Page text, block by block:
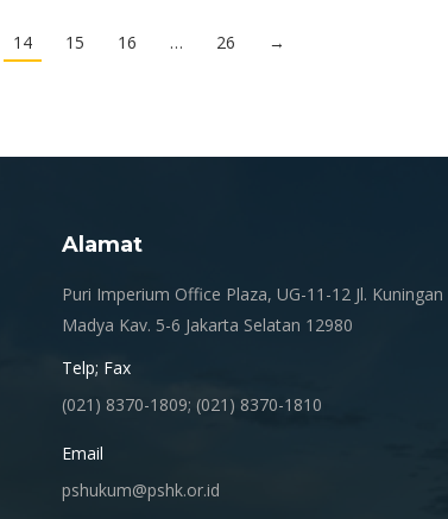
14 15 16 … 26 →
Alamat
Puri Imperium Office Plaza, UG-11-12 Jl. Kuningan
Madya Kav. 5-6 Jakarta Selatan 12980
Telp; Fax
(021) 8370-1809; (021) 8370-1810
Email
pshukum@pshk.or.id